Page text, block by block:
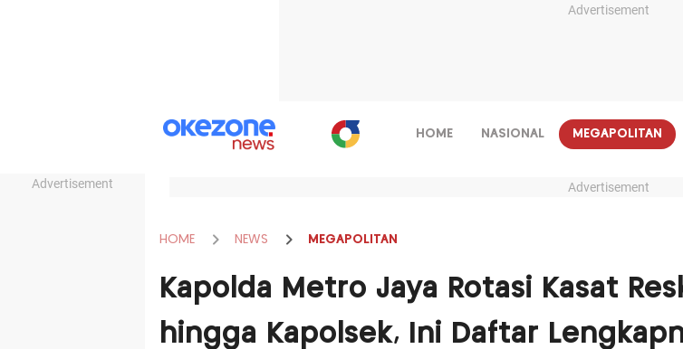
Advertisement
Advertisement
HOME NASIONAL MEGAPOLITAN
Advertisement
HOME NEWS MEGAPOLITAN
Kapolda Metro Jaya Rotasi Kasat
hingga Kapolsek, Ini Daftar